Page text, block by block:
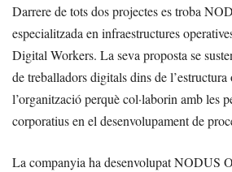
Darrere de tots dos projectes es troba
especialitzada en infraestructures
Digital Workers. La seva proposta se
de treballadors digitals dins de l’estructura
l’organització perquè col·laborin amb les
corporatius en el desenvolupament de
La companyia ha desenvolupat NODUS